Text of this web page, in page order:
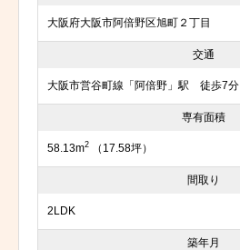
大阪府大阪市阿倍野区旭町２丁目
交通
大阪市営谷町線「阿倍野」駅 徒歩7分
専有面積
58.13m2 （17.58坪）
間取り
2LDK
築年月